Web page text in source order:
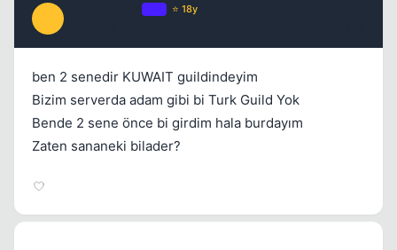
⭐ 18y
ben 2 senedir KUWAIT guildindeyim
Bizim serverda adam gibi bi Turk Guild Yok
Bende 2 sene önce bi girdim hala burdayım
Zaten sananeki bilader?